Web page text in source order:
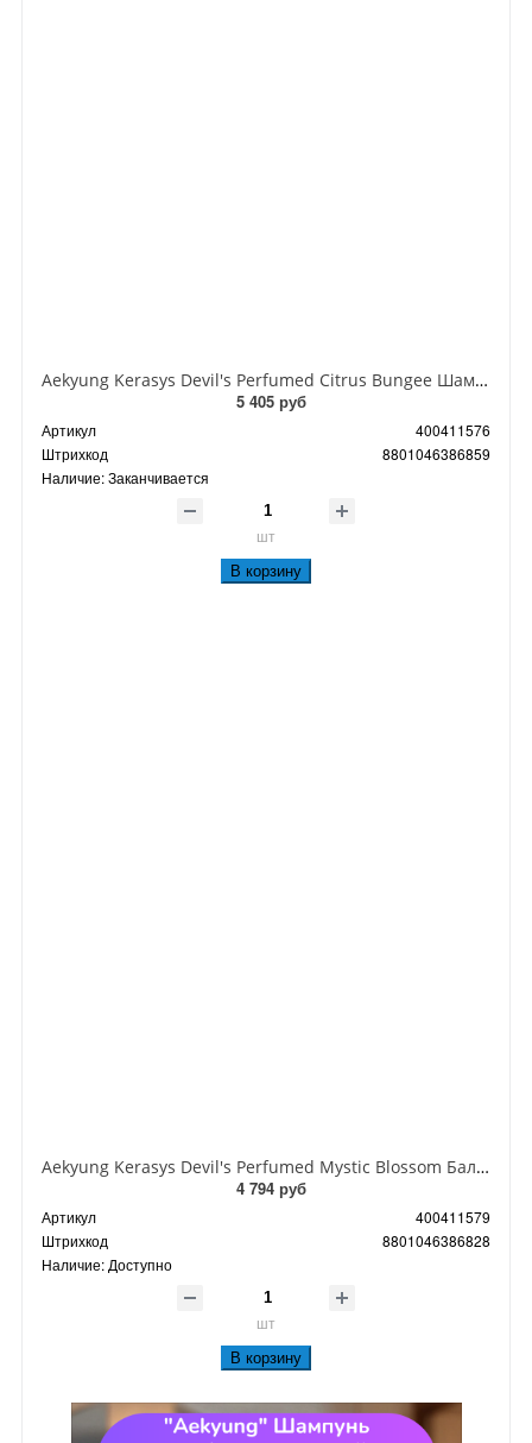
Aekyung Kerasys Devil's Perfumed Citrus Bungee Шампунь парфюмированный Горький цитрус 500 мл
5 405 руб
Артикул
400411576
Штрихкод
8801046386859
Наличие:Заканчивается
шт
В корзину
Aekyung Kerasys Devil's Perfumed Mystic Blossom Бальзам-ополаскиватель парфюмированный Мистическое цветение 500 мл
4 794 руб
Артикул
400411579
Штрихкод
8801046386828
Наличие: Доступно
шт
В корзину